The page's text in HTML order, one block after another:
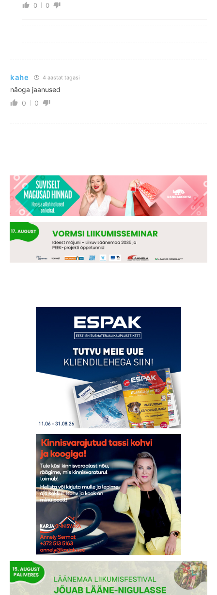
0 0
kahe 4 aastat tagasi
näoga jaanused
0
0